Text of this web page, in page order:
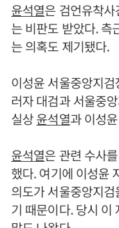
윤석열은 검언유착
는 비판도 받았다. 측
는 의혹도 제기됐다.
이성윤 서울중앙지
러자 대검과 서울중
실상윤석열과 이성
윤석열은 관련 수사
했다. 여기에 이성윤
의도가 서울중앙지
기 때문이다. 당시 이